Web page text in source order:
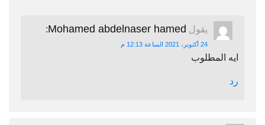
يقول Mohamed abdelnaser hamed
:
24 أكتوبر، 2021 الساعة 12:13 م
ايه المطلوب
رد